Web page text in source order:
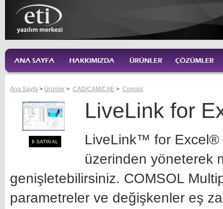
Ana Sayfa > Ürünler > CAD/CAM/CAE > Comsol
SATIN AL
LiveLink for
LiveLink™ for Excel®
üzerinden yöneterek
genişletebilirsiniz. COMSOL
parametreler ve değişkenler eş